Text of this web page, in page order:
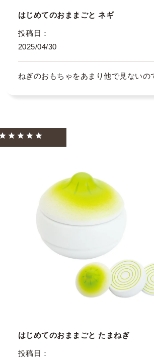
はじめてのおままごと ネギ
投稿日
2025/04/30
ねぎのおもちゃをあまり他で見ないの
はじめてのおままごと たまねぎ
投稿日